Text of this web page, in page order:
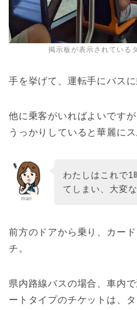
掲示板が表示されている
手を挙げて、運転手にバス
他に乗客がいればよいです
うっかりしていると華麗に
mari
わたしはこれで1
てしまい、大変
前方のドアから乗り、カー
チ。
県内路線バスの場合、車内
ートタイプのチケットは、